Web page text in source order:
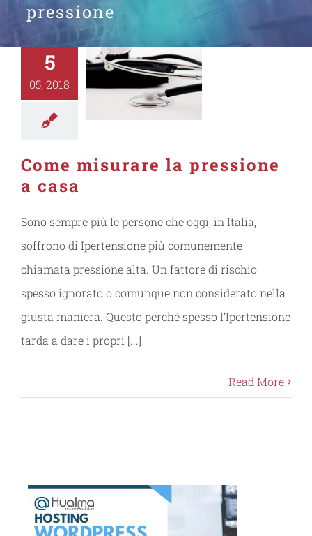
pressione
5
05, 2018
Come misurare la pressione
a casa
Sono sempre più le persone che oggi, in Italia,
soffrono di Ipertensione più comunemente
chiamata pressione alta. Un fattore di rischio
spesso ignorato o comunque non considerato nella
giusta maniera. Questo perché spesso l’Ipertensione
tarda a dare i propri [...]
Read More